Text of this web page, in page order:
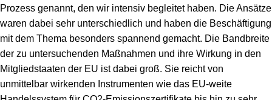
Prozess genannt, den wir intensiv begleitet haben. Die Ansätze
waren dabei sehr unterschiedlich und haben die Beschäftigung
mit dem Thema besonders spannend gemacht. Die Bandbreite
der zu untersuchenden Maßnahmen und ihre Wirkung in den
Mitgliedstaaten der EU ist dabei groß. Sie reicht von
unmittelbar wirkenden Instrumenten wie das EU-weite